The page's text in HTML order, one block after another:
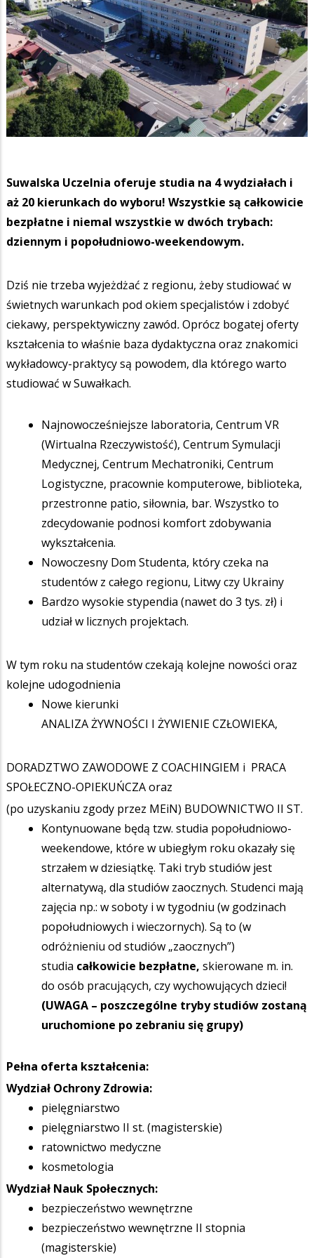
Suwalska Uczelnia oferuje studia na 4 wydziałach i
aż 20 kierunkach do wyboru! Wszystkie są całkowicie
bezpłatne i niemal wszystkie w dwóch trybach:
dziennym i popołudniowo-weekendowym.
Dziś nie trzeba wyjeżdżać z regionu, żeby studiować w
świetnych warunkach pod okiem specjalistów i zdobyć
ciekawy, perspektywiczny zawód.Oprócz bogatej oferty
kształcenia to właśnie baza dydaktyczna oraz znakomici
wykładowcy-praktycy są powodem, dla którego warto
studiować w Suwałkach.
Najnowocześniejsze laboratoria, Centrum VR
(Wirtualna Rzeczywistość), Centrum Symulacji
Medycznej, Centrum Mechatroniki, Centrum
Logistyczne, pracownie komputerowe, biblioteka,
przestronne patio, siłownia, bar. Wszystko to
zdecydowanie podnosi komfort zdobywania
wykształcenia.
Nowoczesny Dom Studenta, który czeka na
studentów z całego regionu, Litwy czy Ukrainy
Bardzo wysokie stypendia (nawet do 3 tys. zł) i
udział w licznych projektach.
W tym roku na studentów czekają kolejne nowości oraz
kolejne udogodnienia
Nowe kierunki
ANALIZA ŻYWNOŚCI I ŻYWIENIE CZŁOWIEKA,
DORADZTWO ZAWODOWE Z COACHINGIEM i PRACA
SPOŁECZNO-OPIEKUŃCZA oraz
(po uzyskaniu zgody przez MEiN) BUDOWNICTWO II ST.
Kontynuowane będą tzw. studia popołudniowo-
weekendowe, które w ubiegłym roku okazały się
strzałem w dziesiątkę. Taki tryb studiów jest
alternatywą, dla studiów zaocznych. Studenci mają
zajęcia np.: w soboty i w tygodniu (w godzinach
popołudniowych i wieczornych). Są to (w
odróżnieniu od studiów „zaocznych”)
studia całkowicie bezpłatne, skierowane m. in.
do osób pracujących, czy wychowujących dzieci!
(UWAGA – poszczególne tryby studiów zostaną
uruchomione po zebraniu się grupy)
Pełna oferta kształcenia:
Wydział Ochrony Zdrowia:
pielęgniarstwo
pielęgniarstwo II st. (magisterskie)
ratownictwo medyczne
kosmetologia
Wydział Nauk Społecznych:
bezpieczeństwo wewnętrzne
bezpieczeństwo wewnętrzne II stopnia
(magisterskie)